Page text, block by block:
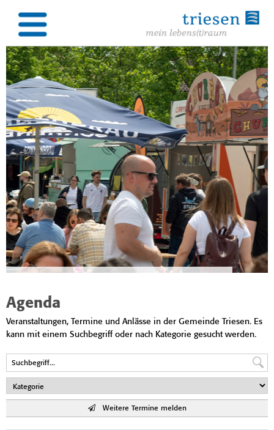
Agenda
Veranstaltungen, Termine und Anlässe in der Gemeinde Triesen. Es
kann mit einem Suchbegriff oder nach Kategorie gesucht werden.
Weitere Termine melden